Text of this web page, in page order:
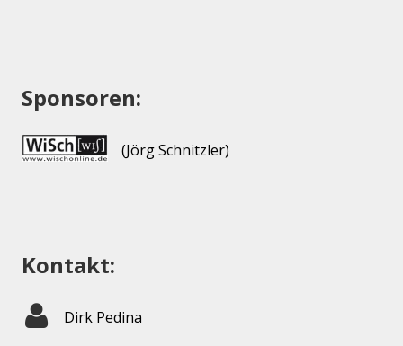
Sponsoren:
(Jörg Schnitzler)
Kontakt:
Dirk Pedina